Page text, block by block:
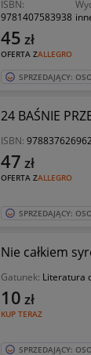
ISBN:
9781407583938
OFERTA ZALLEGRO
45 zł
SPRZEDAJĄCY:
24 BAŚNIE
ISBN:
OFERTA ZALLEGRO
47 zł
SPRZEDAJĄCY:
Nie całkiem
Gatunek: Literatura
KUP TERAZ
10 zł
SPRZEDAJĄCY: